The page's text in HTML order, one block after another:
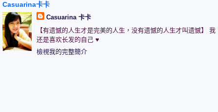
Casuarina卡卡
Casuarina 卡卡
【有遗憾的人生才是完美的人生，没有遗憾的人生才叫遗憾】 我
还是喜欢长发的自己 ♥
檢視我的完整簡介